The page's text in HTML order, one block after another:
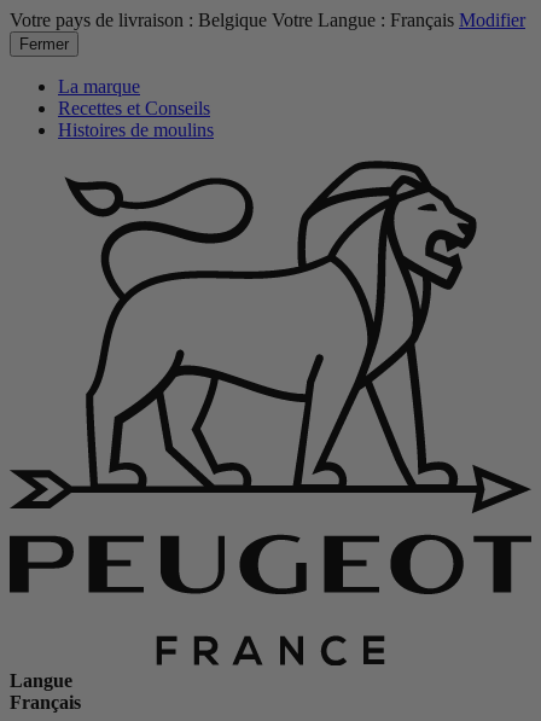
Votre pays de livraison : Belgique Votre Langue : Français Modifier
Fermer
La marque
Recettes et Conseils
Histoires de moulins
Langue
Français